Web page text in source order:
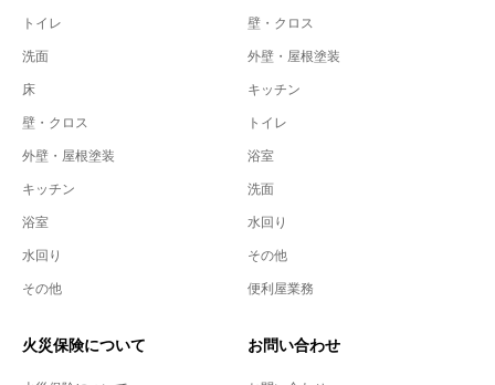
トイレ
洗面
床
壁・クロス
外壁・屋根塗装
キッチン
浴室
水回り
その他
壁・クロス
外壁・屋根塗装
キッチン
トイレ
浴室
洗面
水回り
その他
便利屋業務
火災保険について お問い合わせ